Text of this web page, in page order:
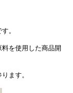
。
を使用した商品開
ます。